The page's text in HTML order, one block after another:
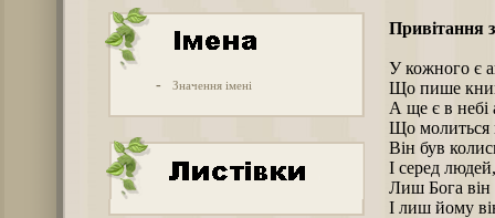
- Значення імені
Привітання
У кожного є
Що пише
А ще є в небі
Що молиться
Він був
І серед
Лиш Бога
І лиш йому